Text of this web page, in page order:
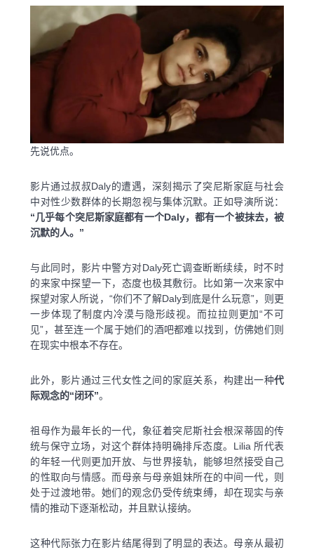
先说优点。
影片通过叔叔Daly的遭遇，深刻揭示了突尼斯家庭与社会
中对性少数群体的长期忽视与集体沉默。正如导演所说：
“几乎每个突尼斯家庭都有一个Daly，都有一个被抹去，被
沉默的人。”
与此同时，影片中警方对Daly死亡调查断断续续，时不时
的来家中探望一下，态度也极其敷衍。比如第一次来家中
探望对家人所说，“你们不了解Daly到底是什么玩意”，则更
一步体现了制度内冷漠与隐形歧视。而拉拉则更加“不可
见”，甚至连一个属于她们的酒吧都难以找到，仿佛她们则
在现实中根本不存在。
此外，影片通过三代女性之间的家庭关系，构建出一种代
际观念的“闭环”。
祖母作为最年长的一代，象征着突尼斯社会根深蒂固的传
统与保守立场，对这个群体持明确排斥态度。Lilia 所代表
的年轻一代则更加开放、与世界接轨，能够坦然接受自己
的性取向与情感。而母亲与母亲姐妹所在的中间一代，则
处于过渡地带。她们的观念仍受传统束缚，却在现实与亲
情的推动下逐渐松动，并且默认接纳。
这种代际张力在影片结尾得到了明显的表达。母亲从最初